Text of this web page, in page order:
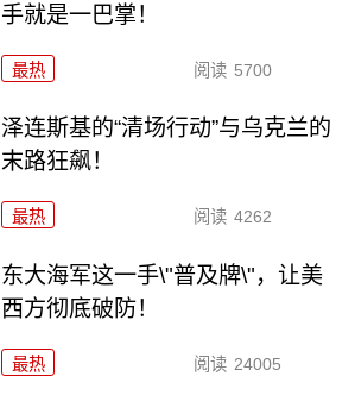
手就是一巴掌！
最热 阅读 5700
泽连斯基的“清场行动”与乌克兰的
末路狂飙！
最热 阅读 4262
东大海军这一手\"普及牌\"，让美
西方彻底破防！
最热 阅读 24005